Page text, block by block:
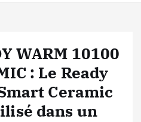
WARM 10100
: Le Ready
Ceramic
dans un